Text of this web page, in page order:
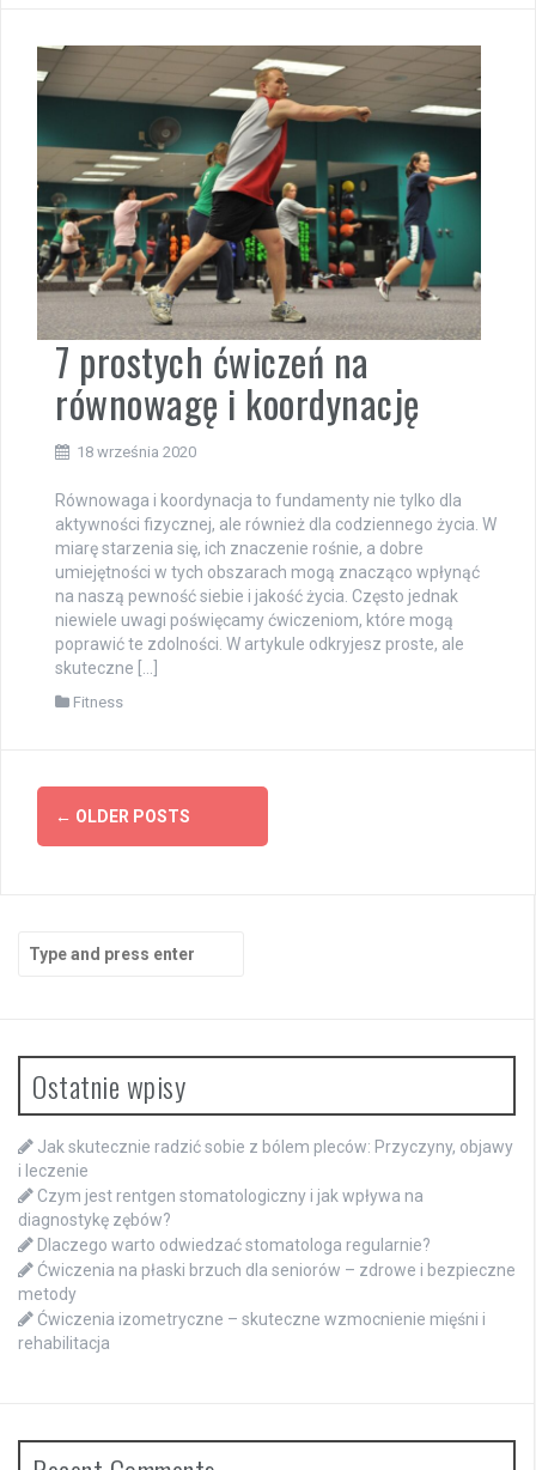
7 prostych ćwiczeń na
równowagę i koordynację
18 września 2020
Równowaga i koordynacja to fundamenty nie tylko dla
aktywności fizycznej, ale również dla codziennego życia. W
miarę starzenia się, ich znaczenie rośnie, a dobre
umiejętności w tych obszarach mogą znacząco wpłynąć
na naszą pewność siebie i jakość życia. Często jednak
niewiele uwagi poświęcamy ćwiczeniom, które mogą
poprawić te zdolności. W artykule odkryjesz proste, ale
skuteczne […]
Fitness
Posts
navigation
← OLDER POSTS
for:
Ostatnie wpisy
Jak skutecznie radzić sobie z bólem pleców: Przyczyny, objawy
i leczenie
Czym jest rentgen stomatologiczny i jak wpływa na
diagnostykę zębów?
Dlaczego warto odwiedzać stomatologa regularnie?
Ćwiczenia na płaski brzuch dla seniorów – zdrowe i bezpieczne
metody
Ćwiczenia izometryczne – skuteczne wzmocnienie mięśni i
rehabilitacja